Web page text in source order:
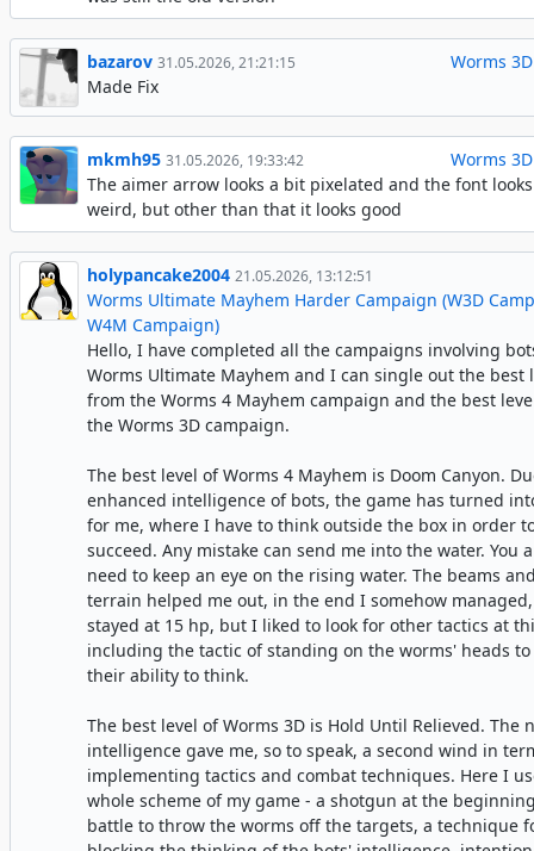
bazarov 31.05.2026, 21:21:15
Worms
Made Fix
mkmh95 31.05.2026, 19:33:42
Worms
The aimer arrow looks a bit pixelated and the font
weird, but other than that it looks good
holypancake2004 21.05.2026, 13:12:51
Worms Ultimate Mayhem Harder Campaign (W3D
W4M Campaign)
Hello, I have completed all the campaigns involving
Worms Ultimate Mayhem and I can single out the best
from the Worms 4 Mayhem campaign and the best
the Worms 3D campaign.
The best level of Worms 4 Mayhem is Doom Canyon.
enhanced intelligence of bots, the game has turned
for me, where I have to think outside the box in order
succeed. Any mistake can send me into the water. You
need to keep an eye on the rising water. The beams
terrain helped me out, in the end I somehow
stayed at 15 hp, but I liked to look for other tactics at
including the tactic of standing on the worms' heads to
their ability to think.
The best level of Worms 3D is Hold Until Relieved. The
intelligence gave me, so to speak, a second wind in
implementing tactics and combat techniques. Here I
whole scheme of my game - a shotgun at the
battle to throw the worms off the targets, a technique